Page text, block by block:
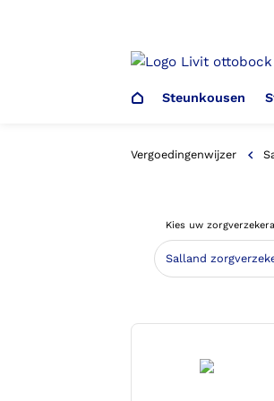
Steunkousen
Steunkousen
Steunzolen
Arm Elleboog
Heup
Ambulo
Armprothese
Werkgever
Vergoedingenwijzer
Kies uw